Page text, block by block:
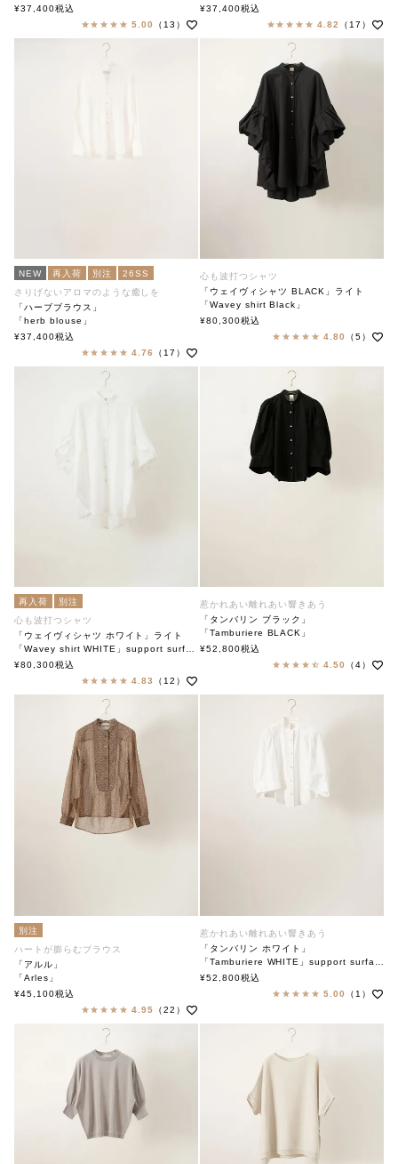
soutiencollar（ステンカラー）
¥37,400税込
5.00
（13）
soutiencollar（ステンカラー）
¥37,400税込
4.82
（17）
NEW 再入荷 別注
26SS
さりげないアロマのような癒しを
「ハーブブラウス」
「herb blouse」
soutiencollar（ステンカラー）
¥37,400税込
4.76
（17）
心も波打つシャツ
「ウェイヴィシャツ BLACK」ライト
「Wavey shirt Black」
soutiencollar(ステンカラー)
¥80,300税込
4.80
（5）
再入荷
別注
心も波打つシャツ
「ウェイヴィシャツ ホワイト」ライト
「Wavey shirt WHITE」support surface
サポートサーフェス
¥80,300税込
4.83
（12）
惹かれあい離れあい響きあう
「タンバリン ブラック」
「Tamburiere BLACK」
soutiencollar
¥52,800税込
4.50
（4）
別注
ハートが膨らむブラウス
「アルル」
「Arles」
soutiencollar（ステンカラー）
¥45,100税込
4.95
（22）
惹かれあい離れあい響きあう
「タンバリン ホワイト」
「Tamburiere WHITE」support surface
ブラウス
¥52,800税込
5.00
（1）